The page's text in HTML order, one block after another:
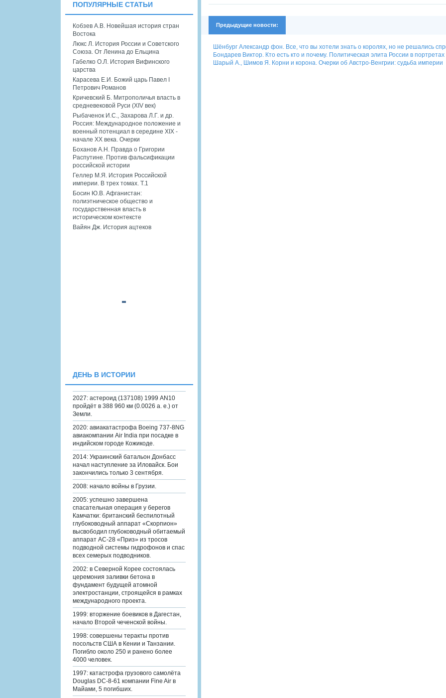
Предыдущие новости:
Шёнбург Александр фон. Все, что вы хотели знать о королях, но не решались
Бондарев Bиктор. Кто есть кто и почему. Политическая элита России в портретах
Шарый А., Шимов Я. Корни и корона. Очерки об Австро-Венгрии: судьба империи
ПОПУЛЯРНЫЕ СТАТЬИ
Кобзев А.В. Новейшая история стран
Востока
Люкс Л. История России и Советского
Союза. От Ленина до Ельцина
Габелко О.Л. История Вифинского
царства
Карасева Е.И. Божий царь Павел I
Петрович Романов
Кричевский Б. Митрополичья власть в
средневековой Руси (XIV век)
Рыбаченок И.С., Захарова Л.Г. и др.
Россия: Международное положение и
военный потенциал в середине XIX -
начале XX века. Очерки
Боханов А.Н. Правда о Григории
Распутине. Против фальсификации
российской истории
Геллер М.Я. История Российской
империи. В трех томах. Т.1
Босин Ю.В. Афганистан:
полиэтническое общество и
государственная власть в
историческом контексте
Вайян Дж. История ацтеков
ДЕНЬ В ИСТОРИИ
2027: астероид (137108) 1999 AN10
пройдёт в 388 960 км (0.0026 а. е.) от
Земли.
2020: авиакатастрофа Boeing 737-8NG
авиакомпании Air India при посадке в
индийском городе Кожикоде.
2014: Украинский батальон Донбасс
начал наступление за Иловайск. Бои
закончились только 3 сентября.
2008: начало войны в Грузии.
2005: успешно завершена
спасательная операция у берегов
Камчатки: британский беспилотный
глубоководный аппарат «Скорпион»
высвободил глубоководный обитаемый
аппарат АС-28 «Приз» из тросов
подводной системы гидрофонов и спас
всех семерых подводников.
2002: в Северной Корее состоялась
церемония заливки бетона в
фундамент будущей атомной
электростанции, строящейся в рамках
международного проекта.
1999: вторжение боевиков в Дагестан,
начало Второй чеченской войны.
1998: совершены теракты против
посольств США в Кении и Танзании.
Погибло около 250 и ранено более
4000 человек.
1997: катастрофа грузового самолёта
Douglas DC-8-61 компании Fine Air в
Майами, 5 погибших.